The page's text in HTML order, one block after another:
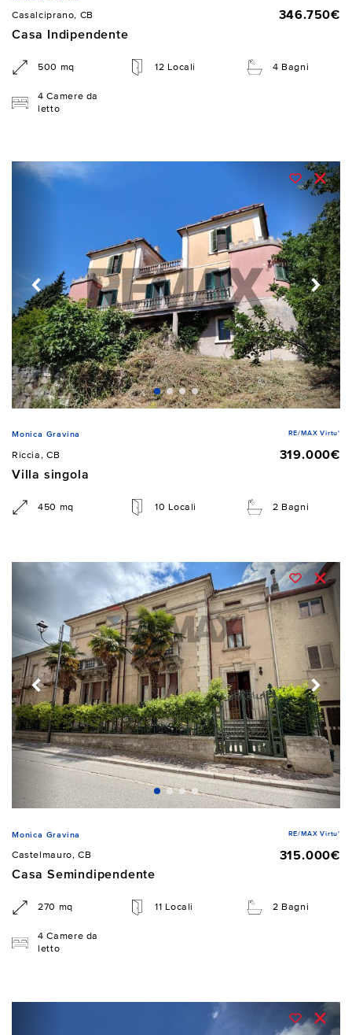
Casalciprano, CB
346.750€
Casa Indipendente
500 mq 12 Locali 4 Bagni
4 Camere da
letto
Monica Gravina RE/MAX Virtu'
Riccia, CB
319.000€
Villa singola
450 mq 10 Locali 2 Bagni
Monica Gravina RE/MAX Virtu'
Castelmauro, CB
315.000€
Casa Semindipendente
270 mq 11 Locali 2 Bagni
4 Camere da
letto